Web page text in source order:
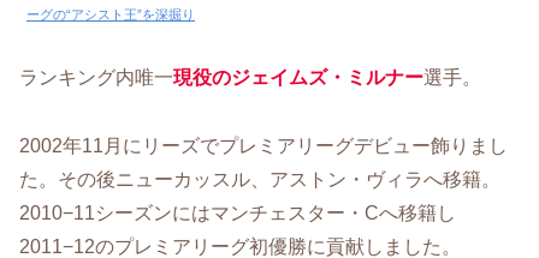
ーグの“アシスト王”を深掘り
ランキング内唯一現役のジェイムズ・ミルナー選手。
2002年11月にリーズでプレミアリーグデビュー飾りまし
た。その後ニューカッスル、アストン・ヴィラへ移籍。
2010−11シーズンにはマンチェスター・Cへ移籍し
2011−12のプレミアリーグ初優勝に貢献しました。